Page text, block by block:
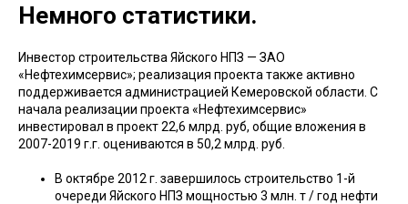
Немного статистики.
Инвестор строительства Яйского НПЗ — ЗАО
«Нефтехимсервис»; реализация проекта также активно
поддерживается администрацией Кемеровской области. С
начала реализации проекта «Нефтехимсервис»
инвестировал в проект 22,6 млрд. руб, общие вложения в
2007-2019 г.г. оцениваются в 50,2 млрд. руб.
В октябре 2012 г. завершилось строительство 1-й
очереди Яйского НПЗ мощностью 3 млн. т / год нефти